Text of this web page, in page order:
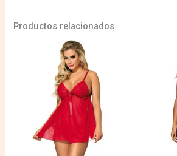
Productos relacionados